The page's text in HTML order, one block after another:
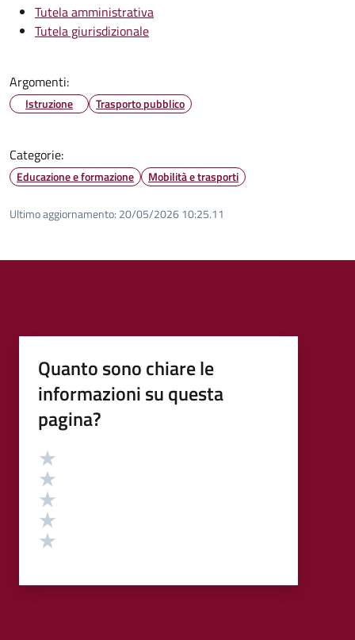
Tutela amministrativa
Tutela giurisdizionale
Argomenti:
Istruzione Trasporto pubblico
Categorie:
Educazione e formazione Mobilità e trasporti
Ultimo aggiornamento: 20/05/2026 10:25.11
Quanto sono chiare le
informazioni su questa
pagina?
Valutazione